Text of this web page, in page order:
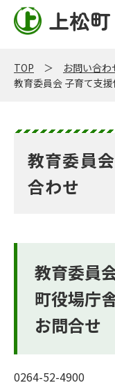
上松町
TOP
お問い合わ
教育委員会 子育て支
教育委員
合わせ
教育委員
町役場庁
お問合せ
0264-52-4900